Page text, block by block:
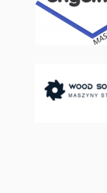
Rullis
Rullis
Transporta